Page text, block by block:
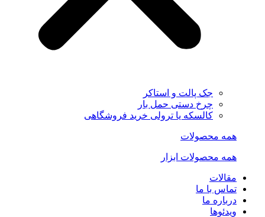
جک پالت و استاکر
چرخ دستی حمل بار
کالسکه یا ترولی خرید فروشگاهی
همه محصولات
همه محصولات ابزار
مقالات
تماس با ما
درباره ما
ویدئوها